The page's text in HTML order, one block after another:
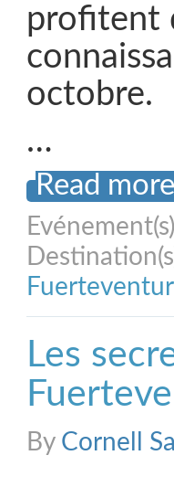
profitent
octobre.
…
Read more
Les
By Cornell